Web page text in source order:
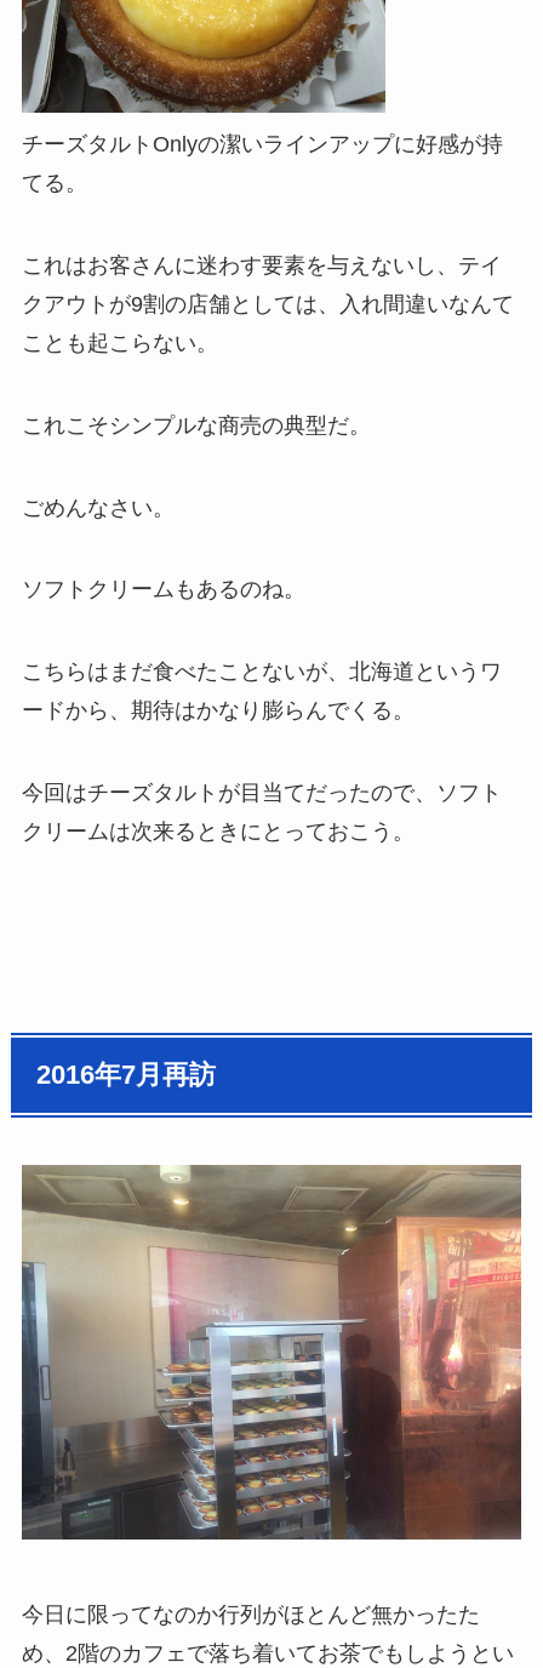
チーズタルトOnlyの潔いラインアップに好感が持
てる。
これはお客さんに迷わす要素を与えないし、 テイ
クアウトが9割の店舗としては、
入れ間違いなんて
ことも起こらない。
これこそシンプルな商売の典型だ。
ごめんなさい。
ソフトクリームもあるのね。
こちらはまだ食べたことないが、 北海道というワ
ードから、期待はかなり膨らんでくる。
今回はチーズタルトが目当てだったので、
ソフト
クリームは次来るときにとっておこう。
2016年7月再訪
今日に限ってなのか行列がほとんど無かったた
め、2階のカフェで落ち着いてお茶でもしようとい